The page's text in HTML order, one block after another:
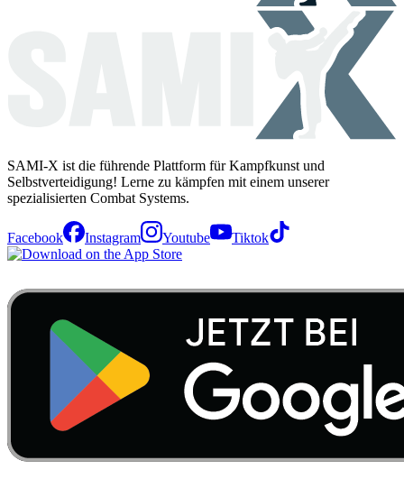
SAMI-X ist die führende Plattform für Kampfkunst und
Selbstverteidigung! Lerne zu kämpfen mit einem unserer
spezialisierten Combat Systems.
Facebook Instagram Youtube Tiktok